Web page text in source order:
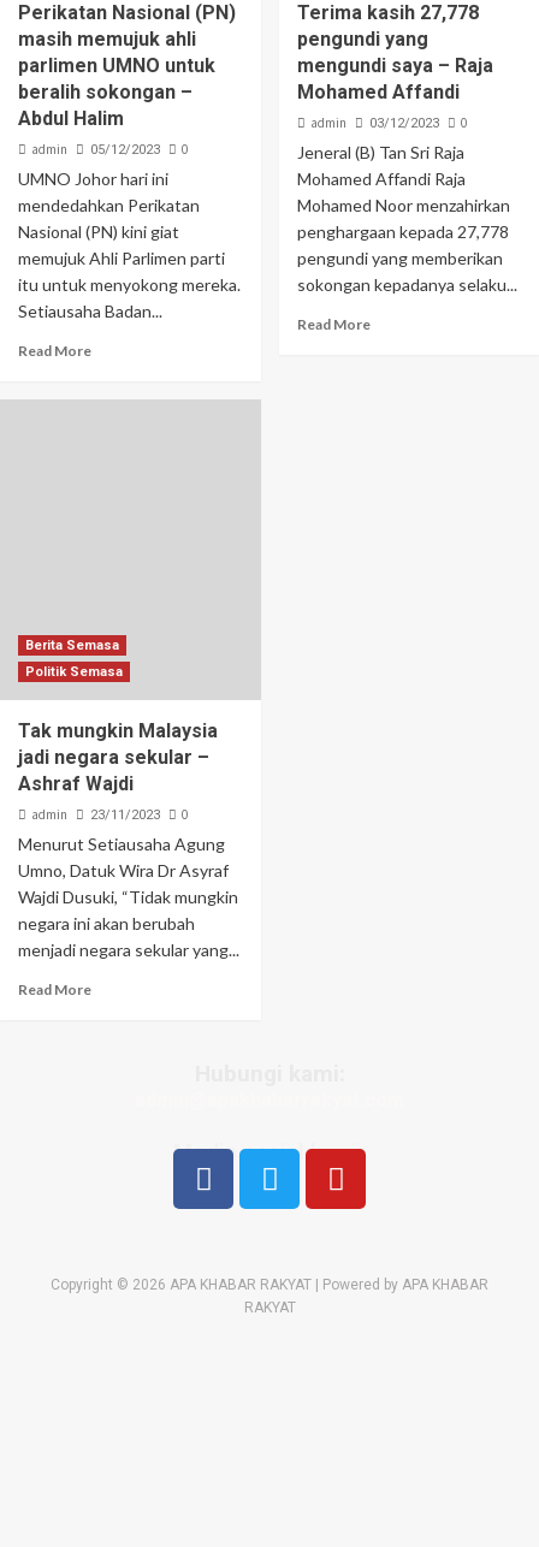
Perikatan Nasional (PN)
masih memujuk ahli
parlimen UMNO untuk
beralih sokongan –
Abdul Halim
admin 05/12/2023 0
UMNO Johor hari ini
mendedahkan Perikatan
Nasional (PN) kini giat
memujuk Ahli Parlimen parti
itu untuk menyokong mereka.
Setiausaha Badan...
Read More
Terima kasih 27,778
pengundi yang
mengundi saya – Raja
Mohamed Affandi
admin 03/12/2023 0
Jeneral (B) Tan Sri Raja
Mohamed Affandi Raja
Mohamed Noor menzahirkan
penghargaan kepada 27,778
pengundi yang memberikan
sokongan kepadanya selaku...
Read More
Berita Semasa
Politik Semasa
Tak mungkin Malaysia
jadi negara sekular –
Ashraf Wajdi
admin 23/11/2023 0
Menurut Setiausaha Agung
Umno, Datuk Wira Dr Asyraf
Wajdi Dusuki, “Tidak mungkin
negara ini akan berubah
menjadi negara sekular yang...
Read More
Media sosial kami:
Copyright © 2026 APA KHABAR RAKYAT | Powered by APA KHABAR
RAKYAT